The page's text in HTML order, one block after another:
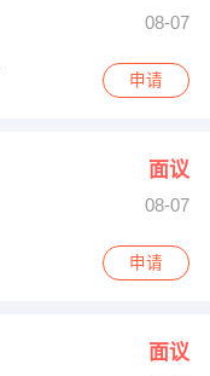
08-07
申请
面议
08-07
申请
面议